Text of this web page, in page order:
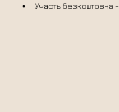
Участь безкоштовна